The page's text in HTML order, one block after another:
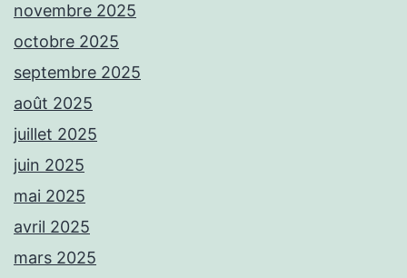
novembre 2025
octobre 2025
septembre 2025
août 2025
juillet 2025
juin 2025
mai 2025
avril 2025
mars 2025